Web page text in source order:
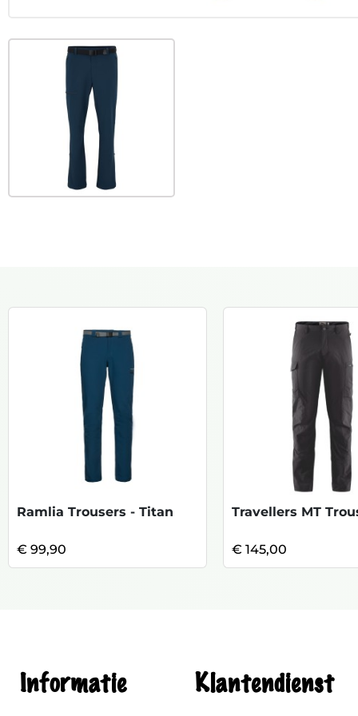
Ramlia Trousers - Titan
€ 99,90 € 145,00
Informatie Klantendienst